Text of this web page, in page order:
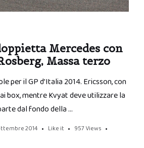
Mercedes con
Massa terzo
per il GP d’Italia 2014. Ericsson, con
box, mentre Kvyat deve utilizzare la
dal fondo della …
2014 Like it 957Views